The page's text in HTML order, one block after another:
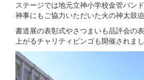
ステージでは地元立神小学校金管バン
神事にもご協力いただいた火の神太鼓迫
書道展の表彰式やさつまいも品評会の
上がるチャリティビンゴも開催されまし